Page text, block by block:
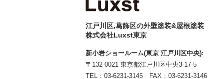
江戸川区,葛飾区の外壁塗装&屋根塗装
株式会社Luxst東京
新小岩ショールーム(東京 江戸川区中央):
〒132-0021 東京都江戸川区中央3-17-5
TEL： 03-6231-3145 FAX：03-6231-3146